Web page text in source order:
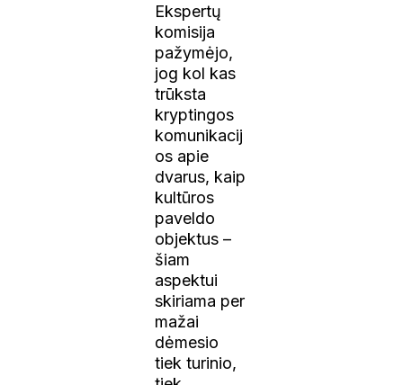
Ekspertų
komisija
pažymėjo,
jog kol kas
trūksta
kryptingos
komunikacij
os apie
dvarus, kaip
kultūros
paveldo
objektus –
šiam
aspektui
skiriama per
mažai
dėmesio
tiek turinio,